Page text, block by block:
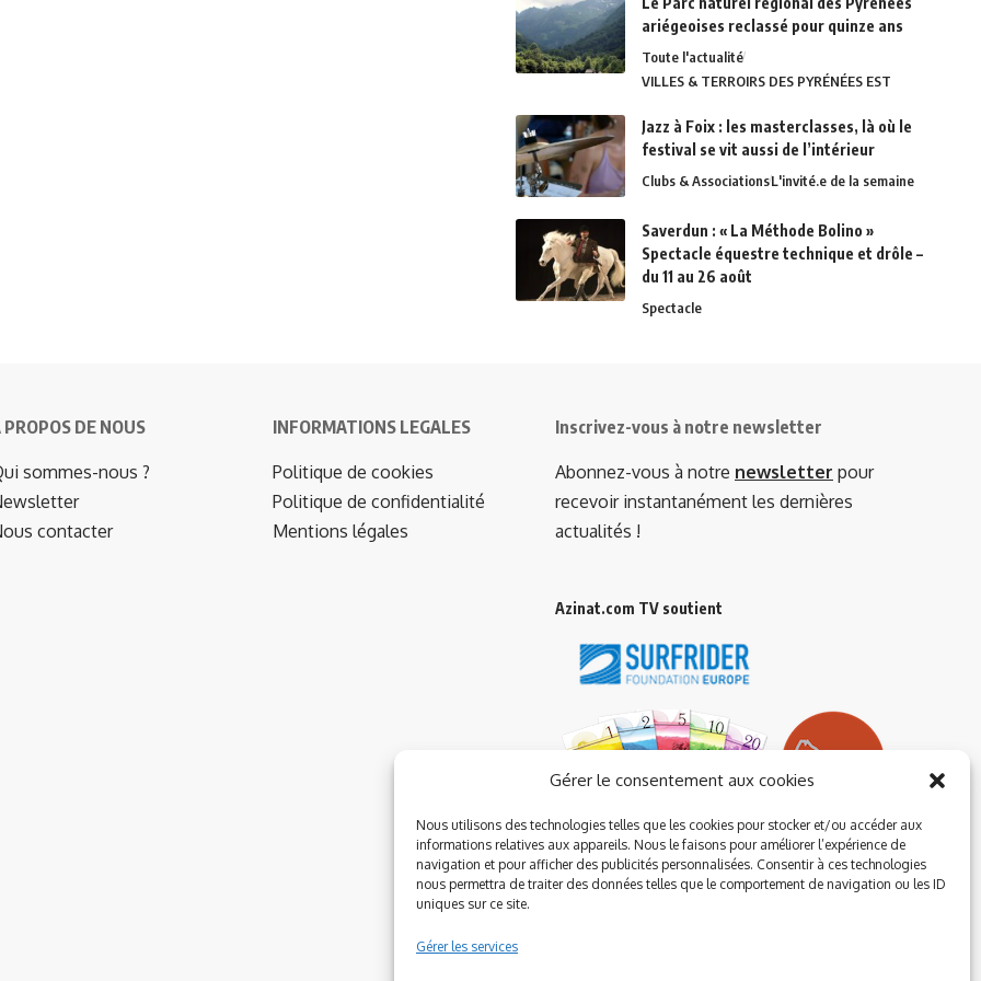
Gérer le consentement aux cookies
Nous utilisons des technologies telles que les cookies pour stocker et/ou accéder aux
informations relatives aux appareils. Nous le faisons pour améliorer l’expérience de
navigation et pour afficher des publicités personnalisées. Consentir à ces technologies
nous permettra de traiter des données telles que le comportement de navigation ou les ID
uniques sur ce site.
Gérer les services
ariégeoises reclassé pour quinze ans
Toute l'actualité
VILLES & TERROIRS DES PYRÉNÉES EST
Jazz à Foix : les masterclasses, là où le
festival se vit aussi de l’intérieur
Clubs & AssociationsL'invité.e de la semaine
Saverdun : « La Méthode Bolino »
Spectacle équestre technique et drôle –
du 11 au 26 août
Spectacle
PROPOS DE NOUS
sommes-nous ?
contacter
INFORMATIONS LEGALES
Politique de cookies
Politique de confidentialité
Mentions légales
Inscrivez-vous à notre newsletter
Abonnez-vous à notre newsletter pour
recevoir instantanément les dernières
actualités !
Azinat.com TV soutient